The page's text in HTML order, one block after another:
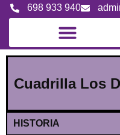
698 933 940
Cuadrilla Los
HISTORIA